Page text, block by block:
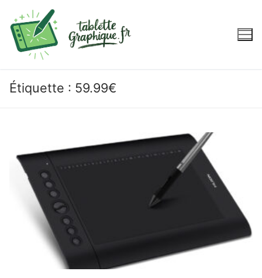
contenu
Étiquette : 59.99€